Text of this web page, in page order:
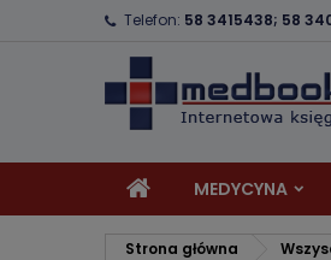
Telefon: 58 3415438; 58
MEDYCYNA
Strona główna